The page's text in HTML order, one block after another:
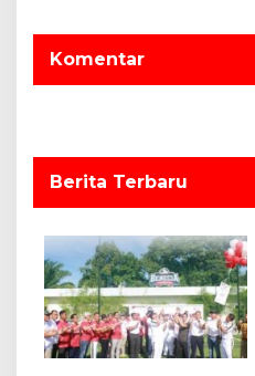
a
i
o
Komentar
Berita Terbaru